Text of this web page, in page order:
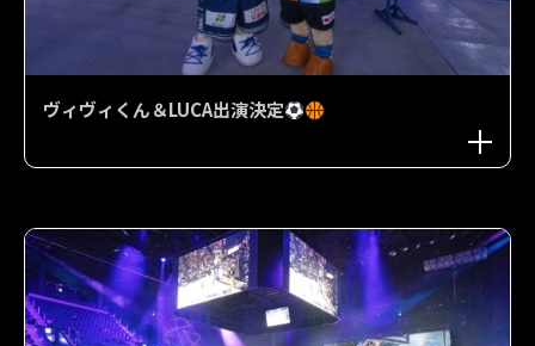
ヴィヴィくん＆LUCA出演決定